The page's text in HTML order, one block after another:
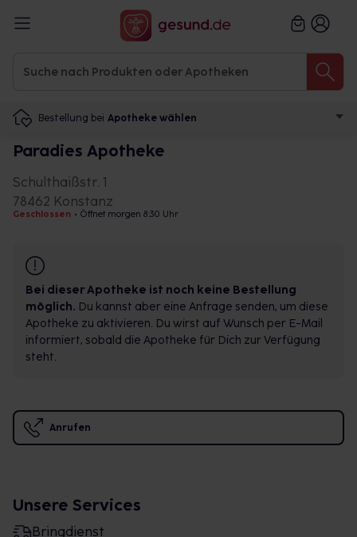
Bestellung bei Apotheke wählen
Paradies Apotheke
Schulthaißstr. 1
78462 Konstanz
Geschlossen • Öffnet morgen 8:30 Uhr
Bei dieser Apotheke ist noch keine Bestellung
möglich. Du kannst aber eine Anfrage senden, um diese
Apotheke zu aktivieren. Du wirst auf Wunsch per E-Mail
informiert, sobald die Apotheke für Dich zur Verfügung
steht.
Anrufen
Unsere Services
Bringdienst